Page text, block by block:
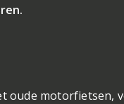
oude motorfietsen,